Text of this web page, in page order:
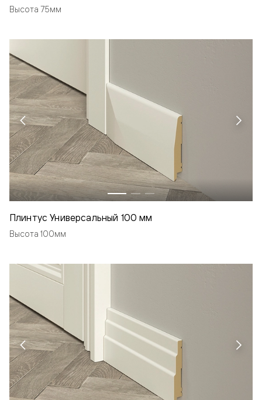
Высота 75мм
Плинтус Универсальный 100 мм
Высота 100мм